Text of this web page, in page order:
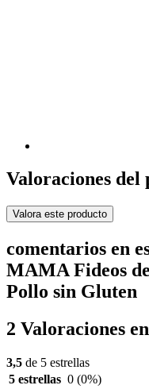
Valoraciones del
Valora este producto
comentarios en
MAMA Fideos
Pollo sin Gluten
2 Valoraciones
3,5 de 5 estrellas
5 estrellas 0 (0%)